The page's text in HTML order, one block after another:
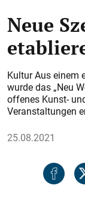
Neue
Kultur Aus einem
wurde das „Neu
offenes Kunst-
Veranstaltungen
25.08.2021